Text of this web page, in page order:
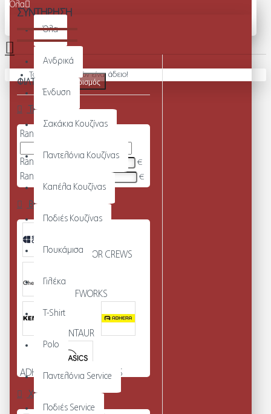
Όλα
Όλα
Ανδρικά
Ένδυση
Σακάκια Κουζίνας
Παντελόνια Κουζίνας
Καπέλα Κουζίνας
Ποδιές Κουζίνας
Πουκάμισα
Γιλέκα
T-Shirt
Polo
Παντελόνια Service
Ποδιές Service
Το καλάθι αγορών είναι άδειο!
ΣΥΝΤΉΡΗΣΗ
ΦΙΛΤΡΑ Καθαρισμός
Τιμή
Range Slider
Range Min €
Range Max €
Brands
SHOES FOR CREWS
CHEFWORKS
KENTAUR
ADHERA BASICS
Χρώμα